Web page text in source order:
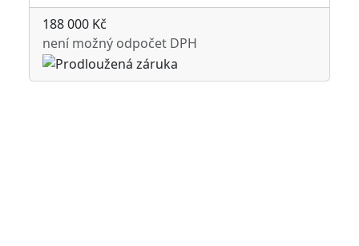
188 000 Kč
není možný odpočet DPH